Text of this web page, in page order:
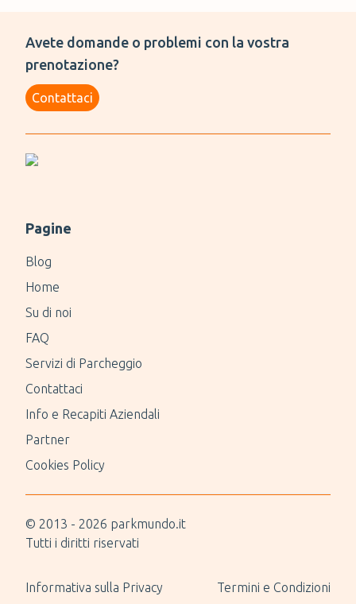
Avete domande o problemi con la vostra
prenotazione?
Contattaci
Pagine
Blog
Home
Su di noi
FAQ
Servizi di Parcheggio
Contattaci
Info e Recapiti Aziendali
Partner
Cookies Policy
© 2013 - 2026 parkmundo.it
Tutti i diritti riservati
Informativa sulla Privacy Termini e Condizioni